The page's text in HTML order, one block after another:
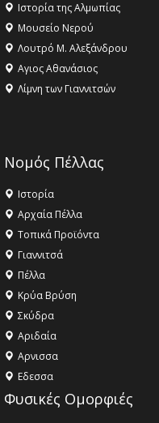
Ιστορία της Αλμωπίας
Μουσείο Νερού
Λουτρό Μ. Αλεξάνδρου
Αγιος Αθανάσιος
Λίμνη των Γιαννιτσών
Νομός Πέλλας
Ιστορία
Αρχαία Πέλλα
Τοπικά Προϊόντα
Γιαννιτσά
Πέλλα
Κρύα Βρύση
Σκύδρα
Αριδαία
Aρνισσα
Eδεσσα
Φυσικές Ομορφιές